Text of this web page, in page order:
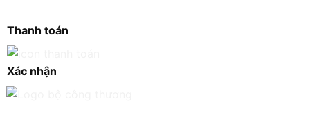
Thanh toán
Xác nhận